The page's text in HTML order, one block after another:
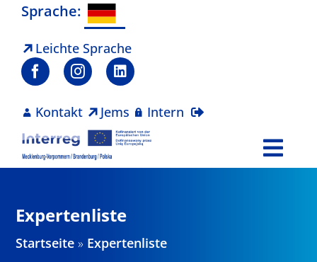
Zum
springen
Sprache:
Leichte Sprache
Kontakt Jems Intern
Projekte
Expertenliste
Startseite » Expertenliste